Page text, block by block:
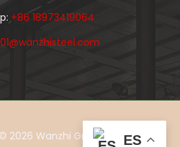
+86 18973419064
2026 Wanzhi Group ES